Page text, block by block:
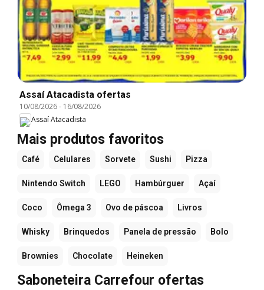
Assaí Atacadista ofertas
10/08/2026- 16/08/2026
Assaí Atacadista
Mais produtos favoritos
Café Celulares Sorvete Sushi Pizza
Nintendo Switch LEGO Hambúrguer Açaí
Coco Ômega 3 Ovo de páscoa Livros
Whisky Brinquedos Panela de pressão Bolo
Brownies Chocolate Heineken
Saboneteira Carrefour ofertas